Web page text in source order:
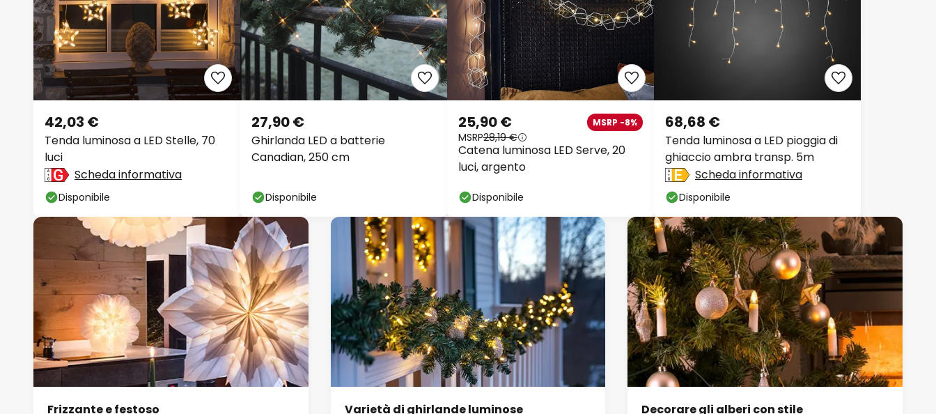
Tenda luminosa a LED Stelle, 70
luci
42,03 €
Scheda informativa
Disponibile
Ghirlanda LED a batterie
Canadian, 250 cm
27,90 €
Disponibile
Catena luminosa LED Serve, 20
luci, argento
25,90 € MSRP -8%
MSRP28,19 €
Disponibile
Tenda luminosa a LED pioggia di
ghiaccio ambra transp. 5m
68,68 €
Scheda informativa
Disponibile
Frizzante e festoso Varietà di ghirlande luminose Decorare gli alberi con stile